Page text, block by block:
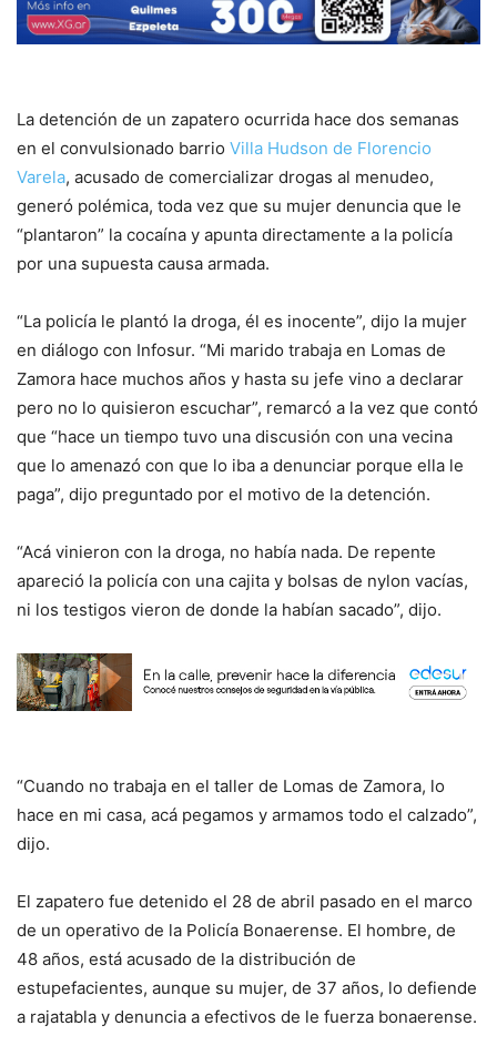
La detención de un zapatero ocurrida hace dos semanas
en el convulsionado barrio Villa Hudson de Florencio
Varela, acusado de comercializar drogas al menudeo,
generó polémica, toda vez que su mujer denuncia que le
“plantaron” la cocaína y apunta directamente a la policía
por una supuesta causa armada.
“La policía le plantó la droga, él es inocente”, dijo la mujer
en diálogo con Infosur. “Mi marido trabaja en Lomas de
Zamora hace muchos años y hasta su jefe vino a declarar
pero no lo quisieron escuchar”, remarcó a la vez que contó
que “hace un tiempo tuvo una discusión con una vecina
que lo amenazó con que lo iba a denunciar porque ella le
paga”, dijo preguntado por el motivo de la detención.
“Acá vinieron con la droga, no había nada. De repente
apareció la policía con una cajita y bolsas de nylon vacías,
ni los testigos vieron de donde la habían sacado”, dijo.
“Cuando no trabaja en el taller de Lomas de Zamora, lo
hace en mi casa, acá pegamos y armamos todo el calzado”,
dijo.
El zapatero fue detenido el 28 de abril pasado en el marco
de un operativo de la Policía Bonaerense. El hombre, de
48 años, está acusado de la distribución de
estupefacientes, aunque su mujer, de 37 años, lo defiende
a rajatabla y denuncia a efectivos de le fuerza bonaerense.